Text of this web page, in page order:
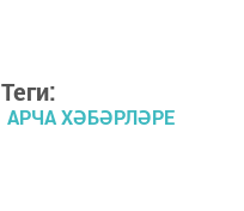
Теги:
АРЧА ХӘБӘРЛӘРЕ